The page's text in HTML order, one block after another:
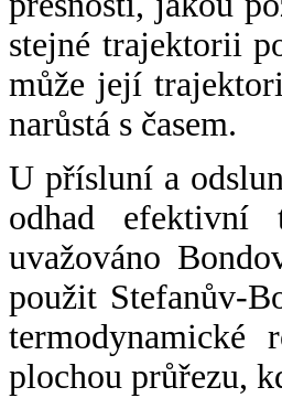
stejné trajektorii
může její
narůstá s časem.
U přísluní a
odhad efektivní
uvažováno
použit Stefanův-
termodynamické
plochou průřezu,